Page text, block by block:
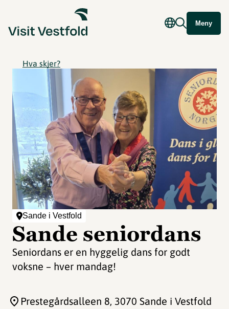
Meny
Hva skjer?
Sande i Vestfold
Sande seniordans
Seniordans er en hyggelig dans for godt
voksne – hver mandag!
Prestegårdsalleen 8, 3070 Sande i Vestfold